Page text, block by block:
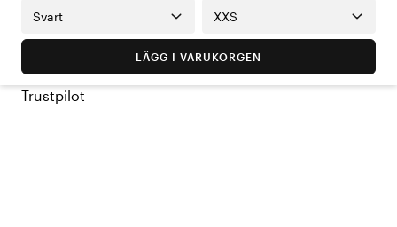
Svart XXS
LÄGG I VARUKORGEN
Trustpilot